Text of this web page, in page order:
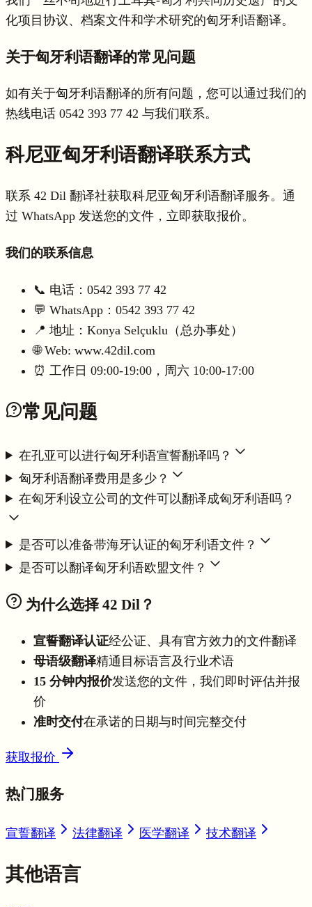
化项目协议、档案文件和学术研究的匈牙利语翻译。
关于匈牙利语翻译的常见问题
如有关于匈牙利语翻译的所有问题，您可以通过我们的
热线电话 0542 393 77 42 与我们联系。
科尼亚匈牙利语翻译联系方式
联系 42 Dil 翻译社获取科尼亚匈牙利语翻译服务。通
过 WhatsApp 发送您的文件，立即获取报价。
我们的联系信息
📞 电话：0542 393 77 42
💬 WhatsApp：0542 393 77 42
📍 地址：Konya Selçuklu（总办事处）
🌐 Web: www.42dil.com
⏰ 工作日 09:00-19:00，周六 10:00-17:00
常见问题
在孔亚可以进行匈牙利语宣誓翻译吗？
匈牙利语翻译费用是多少？
在匈牙利设立公司的文件可以翻译成匈牙利语吗？
是否可以准备带海牙认证的匈牙利语文件？
是否可以翻译匈牙利语欧盟文件？
为什么选择 42 Dil？
宣誓翻译认证经公证、具有官方效力的文件翻译
母语级翻译精通目标语言及行业术语
15 分钟内报价发送您的文件，我们即时评估并报
价
准时交付在承诺的日期与时间完整交付
获取报价
热门服务
宣誓翻译 法律翻译 医学翻译 技术翻译
其他语言